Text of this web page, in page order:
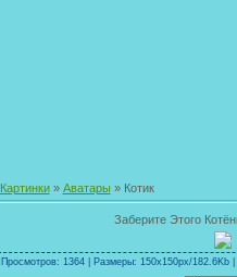
Картинки» Аватары» Котик
Заберите Этого
Просмотров: 1364 | Размеры: 150x150px/182.6Kb